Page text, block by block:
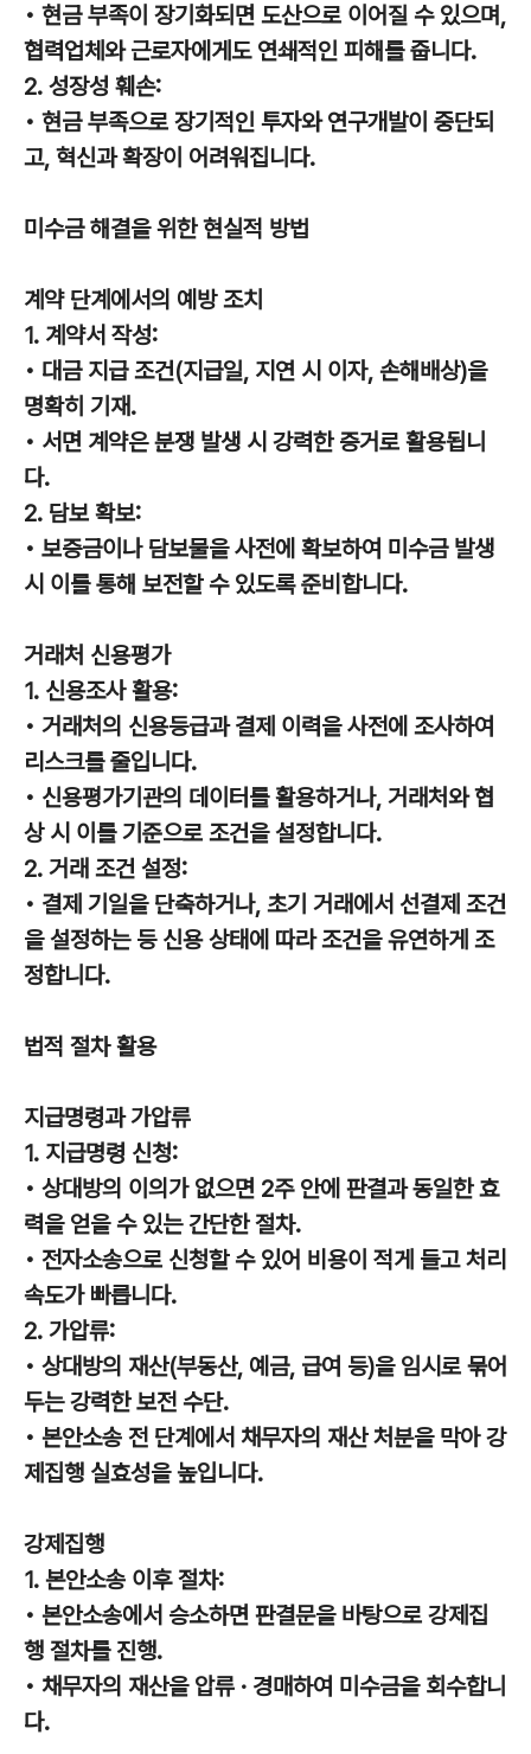
• 현금 부족이 장기화되면 도산으로 이어질 수 있으며,
협력업체와 근로자에게도 연쇄적인 피해를 줍니다.
2. 성장성 훼손:
• 현금 부족으로 장기적인 투자와 연구개발이 중단되
고, 혁신과 확장이 어려워집니다.
미수금 해결을 위한 현실적 방법
계약 단계에서의 예방 조치
1. 계약서 작성:
• 대금 지급 조건(지급일, 지연 시 이자, 손해배상)을
명확히 기재.
• 서면 계약은 분쟁 발생 시 강력한 증거로 활용됩니
다.
2. 담보 확보:
• 보증금이나 담보물을 사전에 확보하여 미수금 발생
시 이를 통해 보전할 수 있도록 준비합니다.
거래처 신용평가
1. 신용조사 활용:
• 거래처의 신용등급과 결제 이력을 사전에 조사하여
리스크를 줄입니다.
• 신용평가기관의 데이터를 활용하거나, 거래처와 협
상 시 이를 기준으로 조건을 설정합니다.
2. 거래 조건 설정:
• 결제 기일을 단축하거나, 초기 거래에서 선결제 조건
을 설정하는 등 신용 상태에 따라 조건을 유연하게 조
정합니다.
법적 절차 활용
지급명령과 가압류
1. 지급명령 신청:
• 상대방의 이의가 없으면 2주 안에 판결과 동일한 효
력을 얻을 수 있는 간단한 절차.
• 전자소송으로 신청할 수 있어 비용이 적게 들고 처리
속도가 빠릅니다.
2. 가압류:
• 상대방의 재산(부동산, 예금, 급여 등)을 임시로 묶어
두는 강력한 보전 수단.
• 본안소송 전 단계에서 채무자의 재산 처분을 막아 강
제집행 실효성을 높입니다.
강제집행
1. 본안소송 이후 절차:
• 본안소송에서 승소하면 판결문을 바탕으로 강제집
행 절차를 진행.
• 채무자의 재산을 압류 · 경매하여 미수금을 회수합니
다.